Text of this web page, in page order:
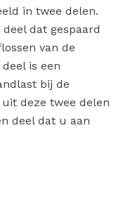
in twee delen.
dat gespaard
van de
is een
bij de
deze twee delen
deel dat u aan